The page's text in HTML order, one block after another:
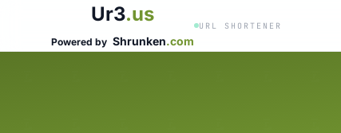
Ur3.us
Powered by Shrunken.com
URL SHORTENER